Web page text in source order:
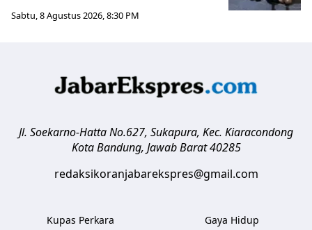
Sabtu, 8 Agustus 2026, 8:30 PM
Jl. Soekarno-Hatta No.627, Sukapura, Kec. Kiaracondong
Kota Bandung, Jawab Barat 40285
redaksikoranjabarekspres@gmail.com
Kupas Perkara
Gaya Hidup